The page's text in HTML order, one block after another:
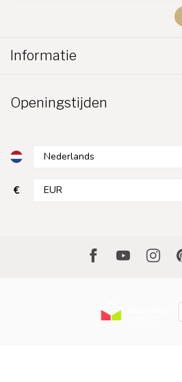
Informatie
Openingstijden
€